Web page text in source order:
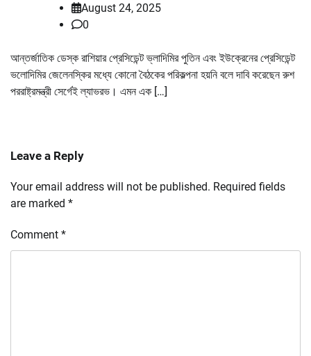
August 24, 2025
0
আন্তর্জাতিক ডেস্ক রাশিয়ার প্রেসিডেন্ট ভ্লাদিমির পুতিন এবং ইউক্রেনের প্রেসিডেন্ট
ভলোদিমির জেলেনস্কির মধ্যে কোনো বৈঠকের পরিকল্পনা হয়নি বলে দাবি করেছেন রুশ
পররাষ্ট্রমন্ত্রী সের্গেই ল্যাভরভ। এমন এক […]
Leave a Reply
Your email address will not be published. Required fields
are marked *
Comment *